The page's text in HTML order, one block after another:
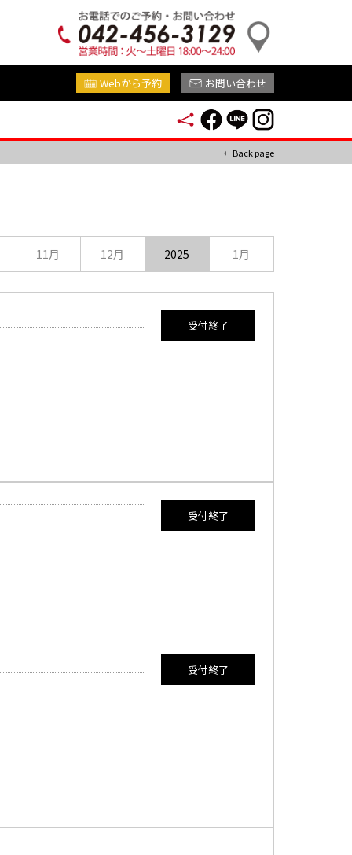
お問い合わせ
Webから予約
Back page
11月 12月 2025 1月
満員御礼
受付終了
満員御礼
受付終了
満員御礼
受付終了